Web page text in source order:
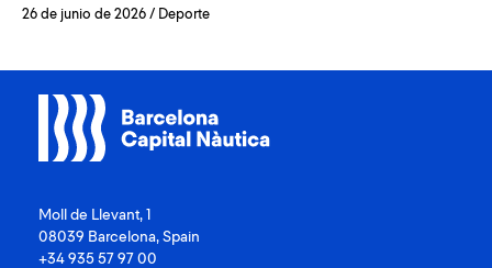
26 de junio de 2026 / Deporte
Moll de Llevant, 1
08039 Barcelona, Spain
+34 935 57 97 00